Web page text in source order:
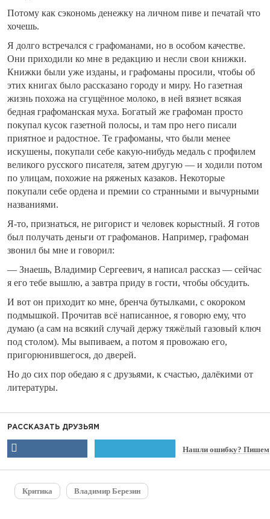
Потому как сэкономь денежку на личном пиве и печатай что
хочешь.
Я долго встречался с графоманами, но в особом качестве.
Они приходили ко мне в редакцию и несли свои книжки.
Книжки были уже изданы, и графоманы просили, чтобы об
этих книгах было рассказано городу и миру. Но газетная
жизнь похожа на сгущённое молоко, в ней вязнет всякая
бедная графоманская муха. Богатый же графоман просто
покупал кусок газетной полосы, и там про него писали
приятное и радостное. Те графоманы, что были менее
искушены, покупали себе какую-нибудь медаль с профилем
великого русского писателя, затем другую — и ходили потом
по улицам, похожие на ряженых казаков. Некоторые
покупали себе ордена и премии со странными и вычурными
названиями.
Я-то, признаться, не ригорист и человек корыстный. Я готов
был получать деньги от графоманов. Например, графоман
звонил бы мне и говорил:
— Знаешь, Владимир Сергеевич, я написал рассказ — сейчас
я его тебе вышлю, а завтра приду в гости, чтобы обсудить.
И вот он приходит ко мне, бренча бутылками, с окороком
подмышкой. Прочитав всё написанное, я говорю ему, что
думаю (а сам на всякий случай держу тяжёлый газовый ключ
под столом). Мы выпиваем, а потом я провожаю его,
пригорюнившегося, до дверей.
Но до сих пор обедаю я с друзьями, к счастью, далёкими от
литературы.
РАССКАЗАТЬ ДРУЗЬЯМ
Нашли ошибку? Пишем
Критика Владимир Березин